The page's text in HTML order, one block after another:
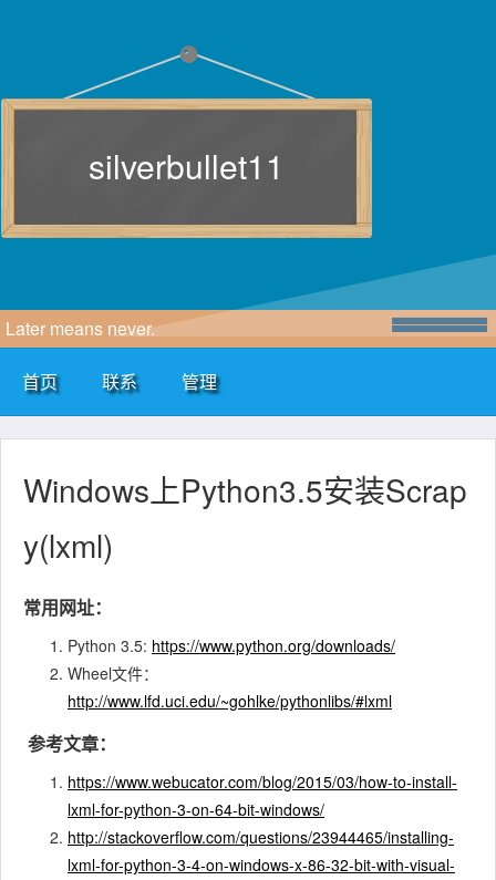
silverbullet11
Later means never.
首页 联系 管理
Windows上Python3.5安装Scrap
y(lxml)
常用网址：
Python 3.5: https://www.python.org/downloads/
Wheel文件：
http://www.lfd.uci.edu/~gohlke/pythonlibs/#lxml
参考文章：
https://www.webucator.com/blog/2015/03/how-to-install-
lxml-for-python-3-on-64-bit-windows/
http://stackoverflow.com/questions/23944465/installing-
lxml-for-python-3-4-on-windows-x-86-32-bit-with-visual-